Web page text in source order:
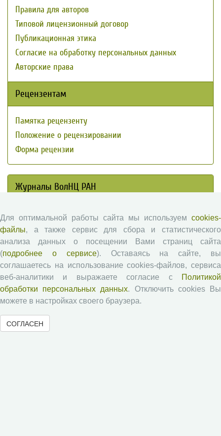
Правила для авторов
Типовой лицензионный договор
Публикационная этика
Согласие на обработку персональных данных
Авторские права
Рецензентам
Памятка рецензенту
Положение о рецензировании
Форма рецензии
Журналы ВолНЦ РАН
Экономические и социальные перемены
Проблемы развития территории
Вопросы территориального развития
Социальное пространство
Юный экономист
АгроЗооТехника
Для оптимальной работы сайта мы используем cookies-
файлы, а также сервис для сбора и статистического
анализа данных о посещении Вами страниц сайта
(подробнее о сервисе). Оставаясь на сайте, вы
соглашаетесь на использование cookies-файлов, сервиса
веб-аналитики и выражаете согласие с
Политикой
обработки персональных данных. Отключить cookies Вы
можете в настройках своего браузера.
СОГЛАСЕН